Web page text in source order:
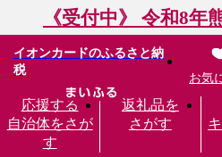
《受付中》 令和8年
イオンカードのふるさと納
税
応援する
自治体をさが
す
返礼品を
さがす
お気